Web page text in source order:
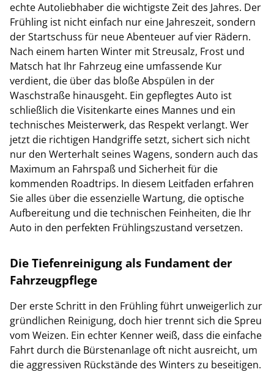
echte Autoliebhaber die wichtigste Zeit des Jahres. Der
Frühling ist nicht einfach nur eine Jahreszeit, sondern
der Startschuss für neue Abenteuer auf vier Rädern.
Nach einem harten Winter mit Streusalz, Frost und
Matsch hat Ihr Fahrzeug eine umfassende Kur
verdient, die über das bloße Abspülen in der
Waschstraße hinausgeht. Ein gepflegtes Auto ist
schließlich die Visitenkarte eines Mannes und ein
technisches Meisterwerk, das Respekt verlangt. Wer
jetzt die richtigen Handgriffe setzt, sichert sich nicht
nur den Werterhalt seines Wagens, sondern auch das
Maximum an Fahrspaß und Sicherheit für die
kommenden Roadtrips. In diesem Leitfaden erfahren
Sie alles über die essenzielle Wartung, die optische
Aufbereitung und die technischen Feinheiten, die Ihr
Auto in den perfekten Frühlingszustand versetzen.
Die Tiefenreinigung als Fundament der
Fahrzeugpflege
Der erste Schritt in den Frühling führt unweigerlich zur
gründlichen Reinigung, doch hier trennt sich die Spreu
vom Weizen. Ein echter Kenner weiß, dass die einfache
Fahrt durch die Bürstenanlage oft nicht ausreicht, um
die aggressiven Rückstände des Winters zu beseitigen.